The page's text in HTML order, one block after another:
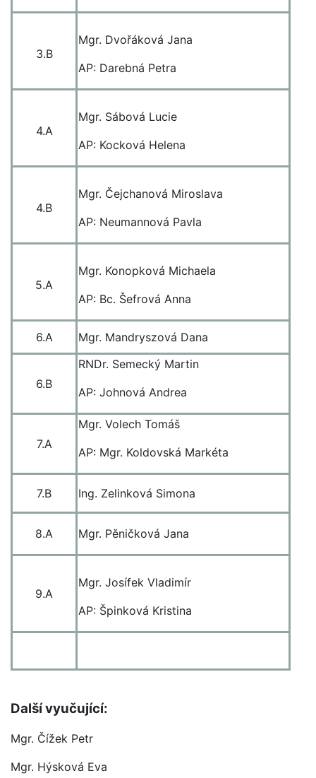
3.B
Mgr. Dvořáková Jana
AP: Darebná Petra
4.A
Mgr. Sábová Lucie
AP: Kocková Helena
4.B
Mgr. Čejchanová Miroslava
AP: Neumannová Pavla
5.A
Mgr. Konopková Michaela
AP: Bc. Šefrová Anna
6.A Mgr. Mandryszová Dana
6.B
RNDr. Semecký Martin
AP: Johnová Andrea
7.A
Mgr. Volech Tomáš
AP: Mgr. Koldovská Markéta
7.B Ing. Zelinková Simona
8.A Mgr. Pěničková Jana
9.A
Mgr. Josífek Vladimír
AP: Špinková Kristina
Další vyučující:
Mgr. Čížek Petr
Mgr. Hýsková Eva